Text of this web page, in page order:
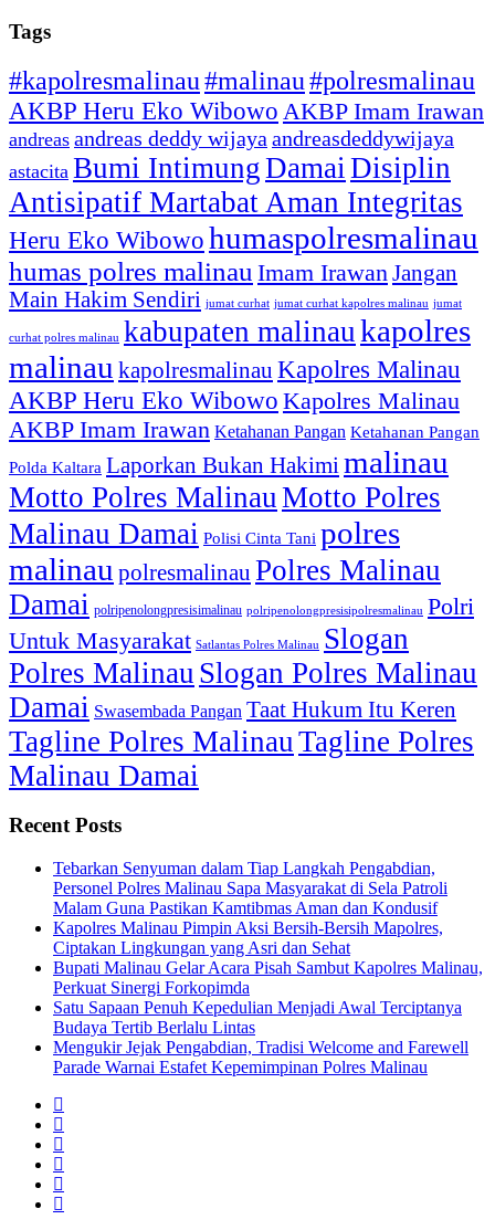
Tags
#kapolresmalinau#malinau#polresmalinau
AKBP Heru Eko Wibowo AKBP Imam Irawan
andreas andreas deddy wijaya andreasdeddywijaya
astacita Bumi IntimungDamai Disiplin
Antisipatif Martabat Aman Integritas
Heru Eko Wibowohumaspolresmalinau
humas polres malinau Imam Irawan Jangan
Main Hakim Sendiri jumat curhat jumat curhat kapolres malinau jumat
curhat polres malinau kabupaten malinau kapolres
malinau kapolresmalinau Kapolres Malinau
AKBP Heru Eko Wibowo Kapolres Malinau
AKBP Imam Irawan Ketahanan Pangan Ketahanan Pangan
Polda Kaltara Laporkan Bukan Hakimi malinau
Motto Polres Malinau Motto Polres
Malinau Damai Polisi Cinta Tani polres
malinau polresmalinau Polres Malinau
Damai polripenolongpresisimalinau polripenolongpresisipolresmalinau Polri
Untuk Masyarakat Satlantas Polres Malinau Slogan
Polres Malinau Slogan Polres Malinau
Damai Swasembada Pangan Taat Hukum Itu Keren
Tagline Polres Malinau Tagline Polres
Malinau Damai
Recent Posts
Tebarkan Senyuman dalam Tiap Langkah Pengabdian,
Personel Polres Malinau Sapa Masyarakat di Sela Patroli
Malam Guna Pastikan Kamtibmas Aman dan Kondusif
Kapolres Malinau Pimpin Aksi Bersih-Bersih Mapolres,
Ciptakan Lingkungan yang Asri dan Sehat
Bupati Malinau Gelar Acara Pisah Sambut Kapolres Malinau,
Perkuat Sinergi Forkopimda
Satu Sapaan Penuh Kepedulian Menjadi Awal Terciptanya
Budaya Tertib Berlalu Lintas
Mengukir Jejak Pengabdian, Tradisi Welcome and Farewell
Parade Warnai Estafet Kepemimpinan Polres Malinau